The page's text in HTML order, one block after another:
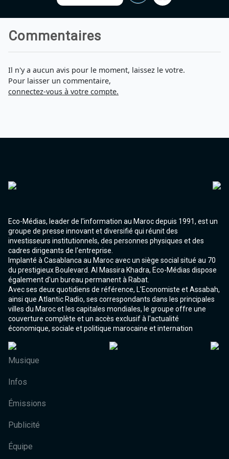
Agadir 99.7 Hz
Tanger 103.3 Hz
Meknès 97.2 Hz
Settat 104,6
Chefchaouen 106.4
Essaouira 96.6
Tiznit 103.1
Commentaires
Il n'y a aucun avis pour le moment, laissez le votre.
Pour laisser un commentaire,
connectez-vous à votre compte.
Eco-Médias, leader de l'information au Maroc depuis 1991, est un
groupe de presse innovant et diversifié qui réunit des
investisseurs institutionnels, des personnes physiques et des
cadres dirigeants de l'entreprise.
Implanté à Casablanca au Maroc avec un siège social situé au 70
du prestigieux Boulevard. Al Massira Khadra, Eco-Médias dispose
également d'un bureau permanent à Rabat.
Avec ses deux quotidiens de référence, L'Economiste et Assabah,
ainsi que Atlantic Radio, ses correspondants dans les principales
villes du Maroc et les capitales mondiales, le groupe offre une
couverture complète et un accès exclusif à l'actualité
économique, sociale et politique marocaine et internation
Musique
Infos
Émissions
Publicité
Équipe